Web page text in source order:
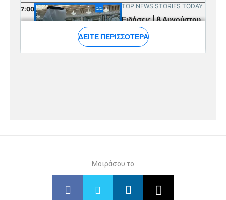
Μοιράσου το